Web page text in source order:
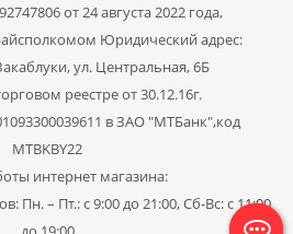
от 24 августа 2022 года,
Юридический адрес:
ул. Центральная, 6Б
реестре от 30.12.16г.
в ЗАО "МТБанк",код
MTBKBY22
интернет магазина:
Пн. – Пт.: с 9:00 до 21:00, Сб-Вс: с 11:00